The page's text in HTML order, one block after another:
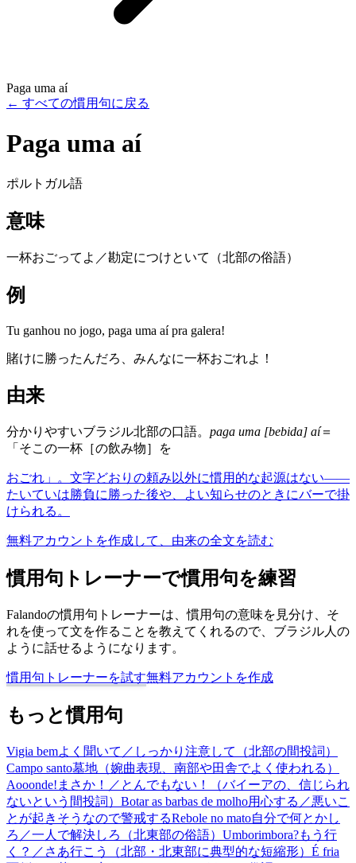
Paga uma aí
← すべての慣用句に戻る
Paga uma aí
ポルトガル語
意味
一杯おごってよ／勘定につけといて（北部の俗語）
例
Tu ganhou no jogo, paga uma aí pra galera!
賭けに勝ったんだろ、みんなに一杯おごれよ！
由来
分かりやすいブラジル北部の口語。 paga uma [bebida] aí＝
「そこの一杯［の飲み物］を
おごれ」。文字どおりの頼み以外に慣用的な起源はない――
たいていは勝負に勝った後や、よい知らせのときにバーで掛
けられる。
無料アカウントを作成して、由来の全文を読む
慣用句トレーナーで慣用句を練習
Falandoの慣用句トレーナーは、慣用句の意味を見分け、そ
れを使って文を作ることを教えてくれるので、ブラジル人の
ように話せるようになります。
慣用句トレーナーを試す無料アカウントを作成
もっと慣用句
Vigia bemよく聞いて／しっかり注意して（北部の間投詞）
Campo santo墓地（婉曲表現、南部や田舎でよく使われる）
Aooonde! まさか！／とんでもない！（バイーアの、信じられ
ないという間投詞） Botar as barbas de molho用心する／悪いこ
とが起きそうなので警戒するRebole no mato自分で何とかし
ろ／一人で解決しろ（北東部の俗語） Umborimbora?もう行
く？／さあ行こう（北部・北東部に典型的な短縮形） É fria